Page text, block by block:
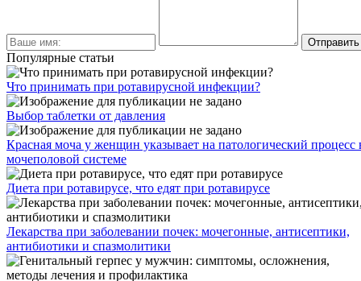
Популярные статьи
Что принимать при ротавирусной инфекции?
Выбор таблетки от давления
Красная моча у женщин указывает на патологический процесс
мочеполовой системе
Диета при ротавирусе, что едят при ротавирусе
Лекарства при заболевании почек: мочегонные, антисептики,
антибиотики и спазмолитики